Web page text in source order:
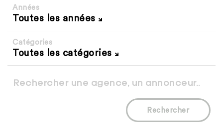
Années
Toutes les années
Catégories
Toutes les catégories
Rechercher